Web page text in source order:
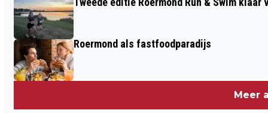
Roermond als fastfoodparadijs
Meer